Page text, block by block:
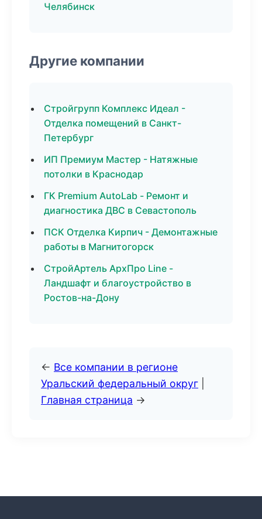
Челябинск
Другие компании
Стройгрупп Комплекс Идеал -
Отделка помещений в Санкт-
Петербург
ИП Премиум Мастер - Натяжные
потолки в Краснодар
ГК Premium AutoLab - Ремонт и
диагностика ДВС в Севастополь
ПСК Отделка Кирпич - Демонтажные
работы в Магнитогорск
СтройАртель АрхПро Line -
Ландшафт и благоустройство в
Ростов-на-Дону
← Все компании в регионе
Уральский федеральный округ
Главная страница →